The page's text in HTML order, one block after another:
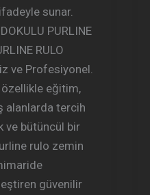
sunar.
PURLINE
RULO
ve Profesiyonel.
özellikle eğitim,
alanlarda tercih
ve bütüncül bir
rulo zemin
güvenilir